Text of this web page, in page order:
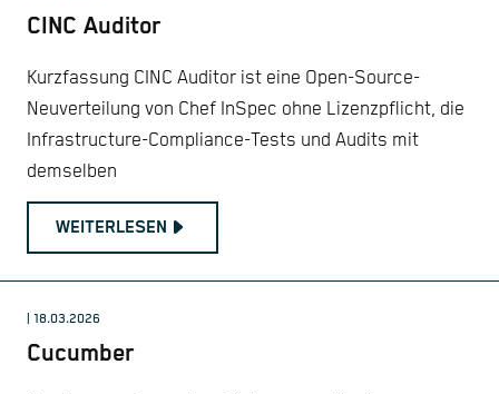
CINC Auditor
Kurzfassung CINC Auditor ist eine Open-Source-
Neuverteilung von Chef InSpec ohne Lizenzpflicht, die
Infrastructure-Compliance-Tests und Audits mit
demselben
WEITERLESEN
| 18.03.2026
Cucumber